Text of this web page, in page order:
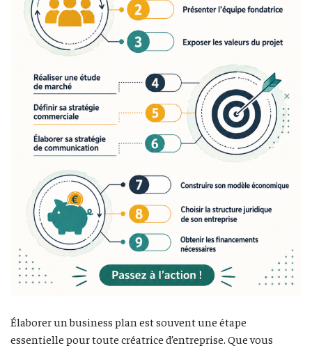
Élaborer un business plan est souvent une étape
essentielle pour toute créatrice d’entreprise. Que vous